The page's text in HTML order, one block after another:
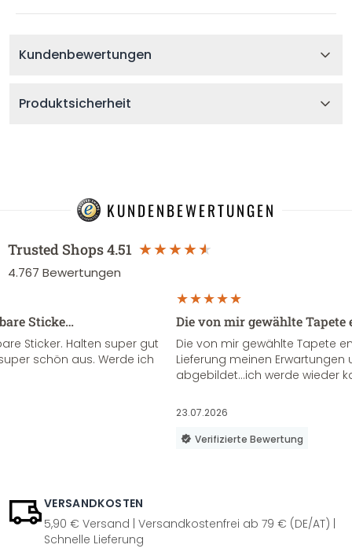
Kundenbewertungen
Produktsicherheit
KUNDENBEWERTUNGEN
Trusted Shops4.51
4.767 Bewertungen
Sticke…
Sticker. Halten super gut
schön aus. Werde ich
Die von mir gewählte
Die von mir gewählte Tapete
Lieferung meinen Erwartungen
abgebildet...ich werde wieder
23.07.2026
Verifizierte Bewertung
VERSANDKOSTEN
5,90 € Versand | Versandkostenfrei ab 79 € (DE/AT) |
Schnelle Lieferung